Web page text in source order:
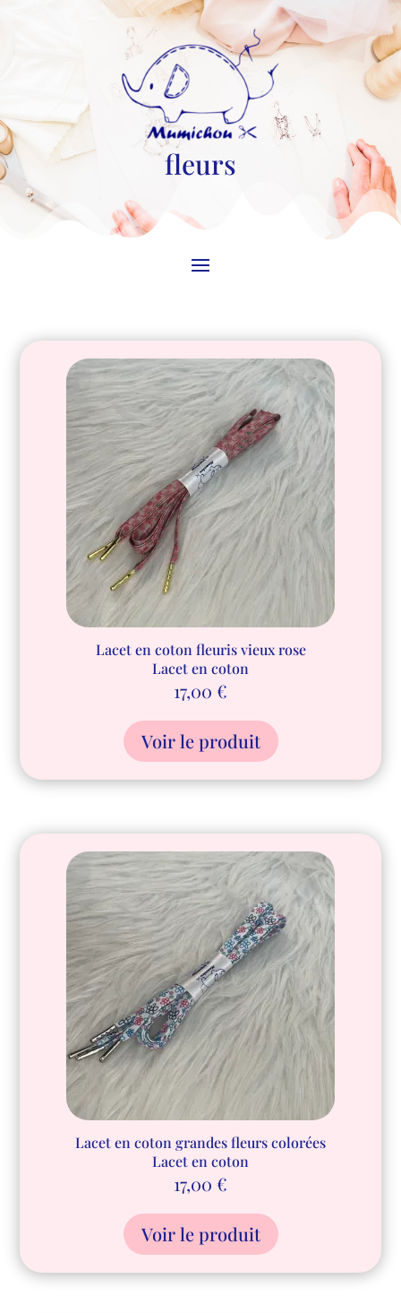
fleurs
Lacet en coton fleuris vieux rose
Lacet en coton
17,00 €
Voir le produit
Lacet en coton grandes fleurs colorées
Lacet en coton
17,00 €
Voir le produit